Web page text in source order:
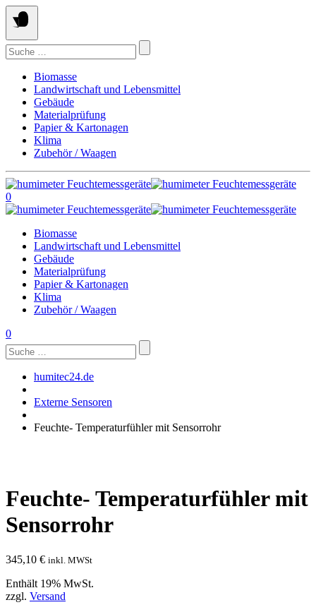
Springe
zum
Inhalt
Suchen
nach:
Biomasse
Landwirtschaft und Lebensmittel
Gebäude
Materialprüfung
Papier & Kartonagen
Klima
Zubehör / Waagen
0
Biomasse
Landwirtschaft und Lebensmittel
Gebäude
Materialprüfung
Papier & Kartonagen
Klima
Zubehör / Waagen
0
Suchen
nach:
humitec24.de
Externe Sensoren
Feuchte- Temperaturfühler mit Sensorrohr
Feuchte- Temperaturfühler mit
Sensorrohr
345,10 € inkl. MWSt
Enthält 19% MwSt.
zzgl. Versand